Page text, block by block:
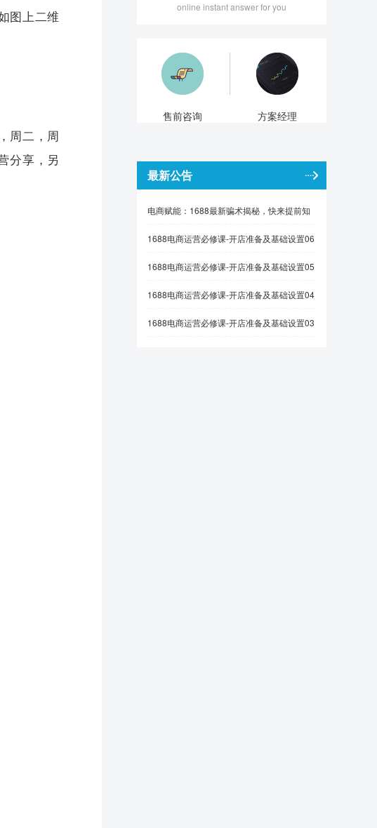
图上二维
周二，周
分享，另
online instant answer for you
售前咨询 方案经理
最新公告
电商赋能：1688最新骗术揭秘，快来提前知
晓！
1688电商运营必修课-开店准备及基础设置06
1688电商运营必修课-开店准备及基础设置05
1688电商运营必修课-开店准备及基础设置04
1688电商运营必修课-开店准备及基础设置03